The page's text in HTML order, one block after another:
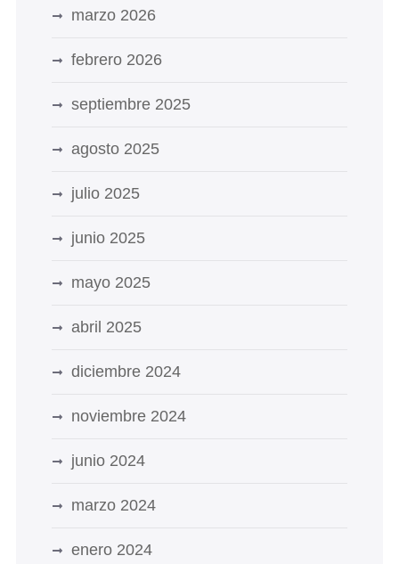
marzo 2026
febrero 2026
septiembre 2025
agosto 2025
julio 2025
junio 2025
mayo 2025
abril 2025
diciembre 2024
noviembre 2024
junio 2024
marzo 2024
enero 2024